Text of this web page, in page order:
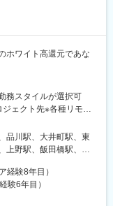
ホワイト高還元であな
務スタイルが選択可
ェクト先※各種リモー
伴う転勤はありませ
ルリモート・在宅勤務
種リモート勤務で通
目23-4 桑野ビル2Fアク
歩5分※受動喫煙対策：
品川駅、大井町駅、東
野駅、飯田橋駅、本
丁目駅、新板橋駅、練
駅、東秋留駅、若葉
経験8年目）
験6年目）